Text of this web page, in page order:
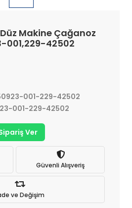
Makine Çağanoz
001,229-42502
001-229-42502
001-229-42502
Ver
Güvenli Alışveriş
ve Değişim